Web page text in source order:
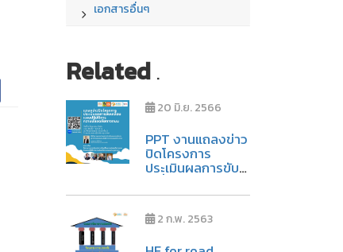
เอกสารอื่นๆ
Related.
20 มิ.ย. 2566
PPT งานแถลงข่าว
ปิดโครงการ
ประเมินผลการขับ
เคลื่อนแผนปฏิบัติ
การความปลอดภัย
ทางถนน วันที่ 6
มิถุนายน 2566
2 ก.พ. 2563